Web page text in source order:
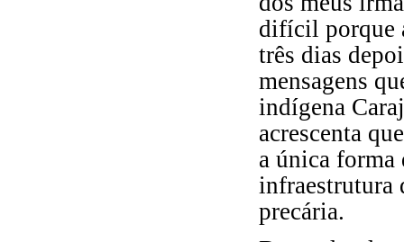
difícil porque
três dias
mensagens
indígena
acrescenta
a única forma
infraestrutura
precária.